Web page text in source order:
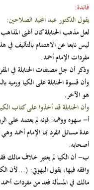
فائدة:
يقول الدكتور عبد المجيد الصلاحين:
لعل مذهب الحنابلة كان أغنى
ليس نابعا عن الاهتمام بالتأليف في
مفردات الإمام أحمد.
وذكر أن جل مصنفات الحنابلة في
وأن قسوة الحنابلة على الكيا ورميه
هو الآخر.
وأن الحنابلة قد أخذوا على كتاب
أ‌-سهوه ووهمه: فإنه لم يعتمد على
عدة مسائل انفرد بها الإمام أحمد
أصحابه.
ب‌-أن الكيا لم يعتبر خلاف مالك
وافقه فيها، يقول البهوتي: (...لأن
مالك في المسألة فعد من مفردات